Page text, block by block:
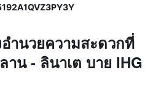
ำนวยความสะดวกที่
น - ลินาเต บาย IHG